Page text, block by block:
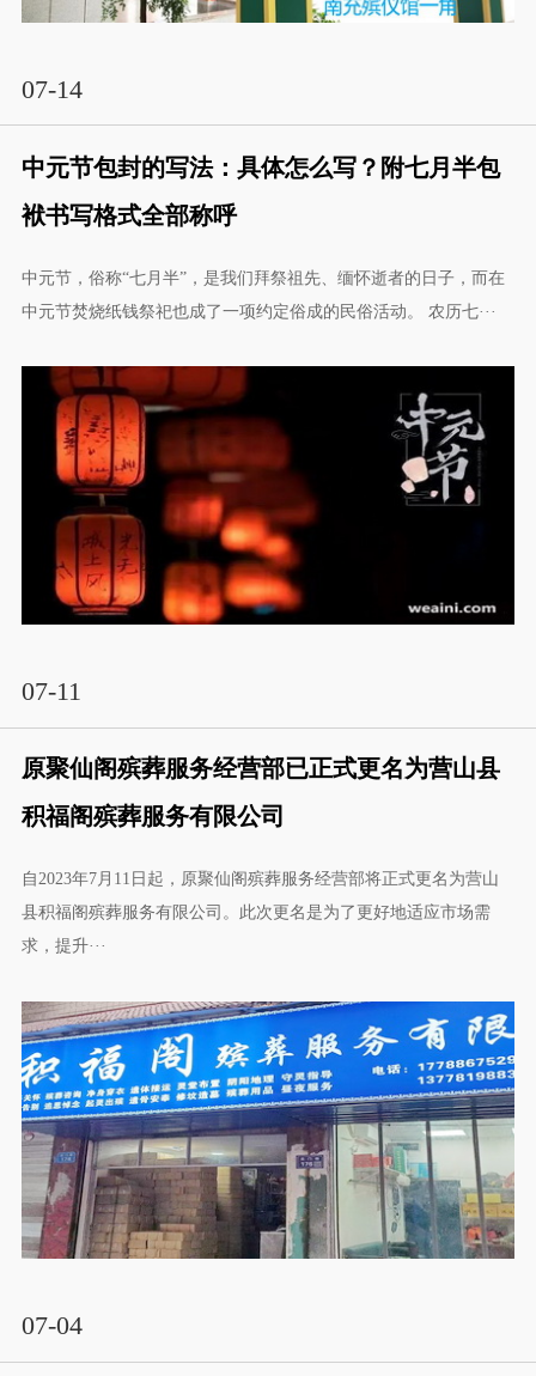
07-14
中元节包封的写法：具体怎么写？附七月半包
袱书写格式全部称呼
中元节，俗称“七月半”，是我们拜祭祖先、缅怀逝者的日子，而在
中元节焚烧纸钱祭祀也成了一项约定俗成的民俗活动。 农历七···
07-11
原聚仙阁殡葬服务经营部已正式更名为营山县
积福阁殡葬服务有限公司
自2023年7月11日起，原聚仙阁殡葬服务经营部将正式更名为营山
县积福阁殡葬服务有限公司。此次更名是为了更好地适应市场需
求，提升···
07-04